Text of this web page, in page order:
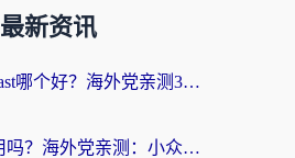
最新资讯
雷神手游和sixfast哪个好？海外党亲测3款回国加速器，教你选对不踩坑
穿梭和快喵好用吗？海外党亲测：小众加速器对比+番茄加速器深度体验